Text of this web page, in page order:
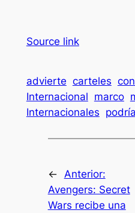
Source link
advierte carteles
Internacional marco
Internacionales
← Anterior:
Avengers: Secret
Wars recibe una